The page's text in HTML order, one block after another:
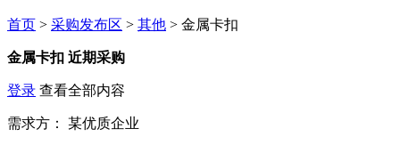
首页 > 采购发布区 > 其他 > 金属卡扣
金属卡扣 近期采购
登录 查看全部内容
需求方： 某优质企业